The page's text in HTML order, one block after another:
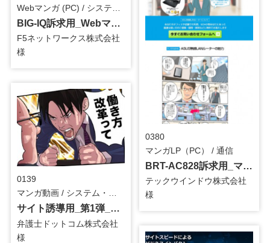
BIG-IQ訴求用_Webマンガ
F5ネットワークス株式会社
様
0380
マンガLP（PC） / 通信
BRT-AC828訴求用_マンガLP
テックウインドウ株式会社
様
0139
マンガ動画 / システム・ツール
サイト誘導用_第1弾_マンガ動画
弁護士ドットコム株式会社
様